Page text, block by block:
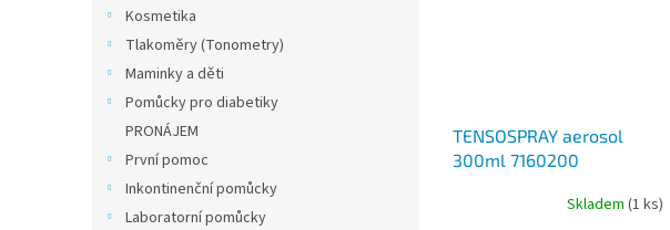
Kosmetika
Tlakoměry (Tonometry)
Maminky a děti
Pomůcky pro diabetiky
PRONÁJEM
První pomoc
Inkontinenční pomůcky
Laboratorní pomůcky
TENSOSPRAY aerosol
300ml 7160200
Skladem (1 ks)